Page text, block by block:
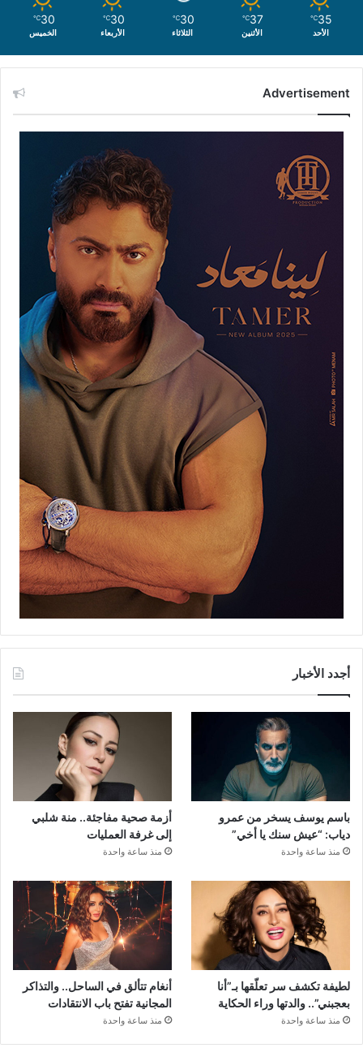
35
℃
الأحد
37
℃
الأثنين
30
℃
الثلاثاء
30
℃
الأربعاء
30
℃
الخميس
Advertisement
أجدد الأخبار
باسم يوسف يسخر من عمرو
دياب: “عيش سنك يا أخي”
منذ ساعة واحدة
أزمة صحية مفاجئة.. منة شلبي
إلى غرفة العمليات
منذ ساعة واحدة
لطيفة تكشف سر تعلّقها بـ”أنا
بعجبني”.. والدتها وراء الحكاية
منذ ساعة واحدة
أنغام تتألق في الساحل.. والتذاكر
المجانية تفتح باب الانتقادات
منذ ساعة واحدة